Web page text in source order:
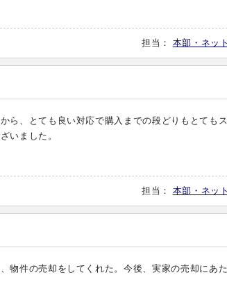
担当： 本部・ネッ
ら、とても良い対応で購入までの段どりもとても
いました。
担当： 本部・ネッ
物件の売却をしてくれた。今後、実家の売却にあ